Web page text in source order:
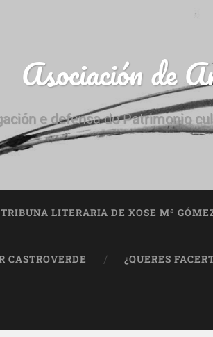
Asociación de
e defensa do Patrimonio
TRIBUNA LITERARIA DE XOSE Mª
CASTROVERDE ¿QUERES